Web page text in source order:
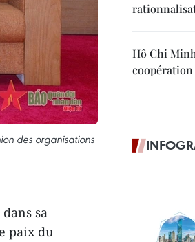
des organisations
sa
paix du
Hô Chi
coopération